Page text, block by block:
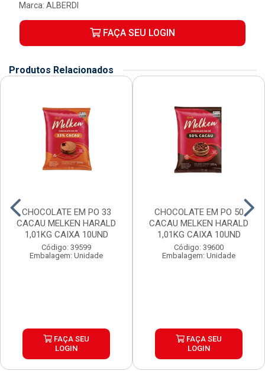
Marca: ALBERDI
FAÇA SEU LOGIN
Produtos Relacionados
CHOCOLATE EM PO 33
CACAU MELKEN HARALD
1,01KG CAIXA 10UND
Código: 39599
Embalagem: Unidade
FAÇA SEU
LOGIN
CHOCOLATE EM PO 50
CACAU MELKEN HARALD
1,01KG CAIXA 10UND
Código: 39600
Embalagem: Unidade
FAÇA SEU
LOGIN